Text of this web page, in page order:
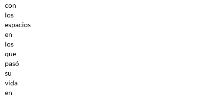
con
los
espacios
en
los
que
pasó
su
vida
en